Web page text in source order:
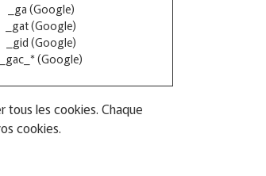
_ga (Google)
_gat (Google)
_gid (Google)
_gac_* (Google)
les cookies. Chaque
cookies.